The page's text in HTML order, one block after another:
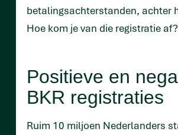
betalingsachterstanden, achter
Hoe kom je van die registratie af?
Positieve en
BKR registraties
Ruim 10 miljoen Nederlanders